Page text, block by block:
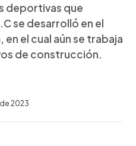
deportivas que
se desarrolló en el
el cual aún se trabaja
de construcción.
2023